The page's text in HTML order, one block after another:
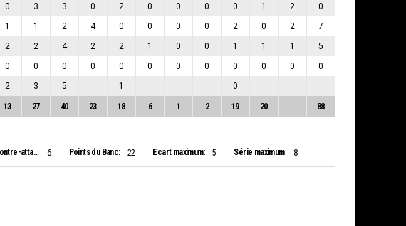
0 3 3 0 2 0 0 0 0 1 2 0
1 1 2 4 0 0 0 0 2 0 2 7
2 2 4 2 2 1 0 0 1 1 1 5
0 0 0 0 0 0 0 0 0 0 0
0
2 3 5 1 0
13 27 40 23 18 6 1 2 19 20 88
Points en contre-attaque: 6 Points du Banc: 22 Ecart maximum: 5 Série maximum: 8